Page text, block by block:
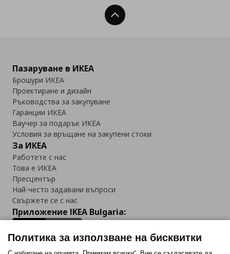
Нагоре
Пазаруване в ИКЕА
Брошури ИКЕА
Проектиране и дизайн
Ръководства за закупуване
Гаранции ИКЕА
Ваучер за подарък ИКЕА
Условия за връщане на закупени стоки
За ИКЕА
Работете с нас
Това е ИКЕА
Пресцентър
Най-често задавани въпроси
Свържете се с нас
Приложение IKEA Bulgaria:
Политика за използване на бисквитки